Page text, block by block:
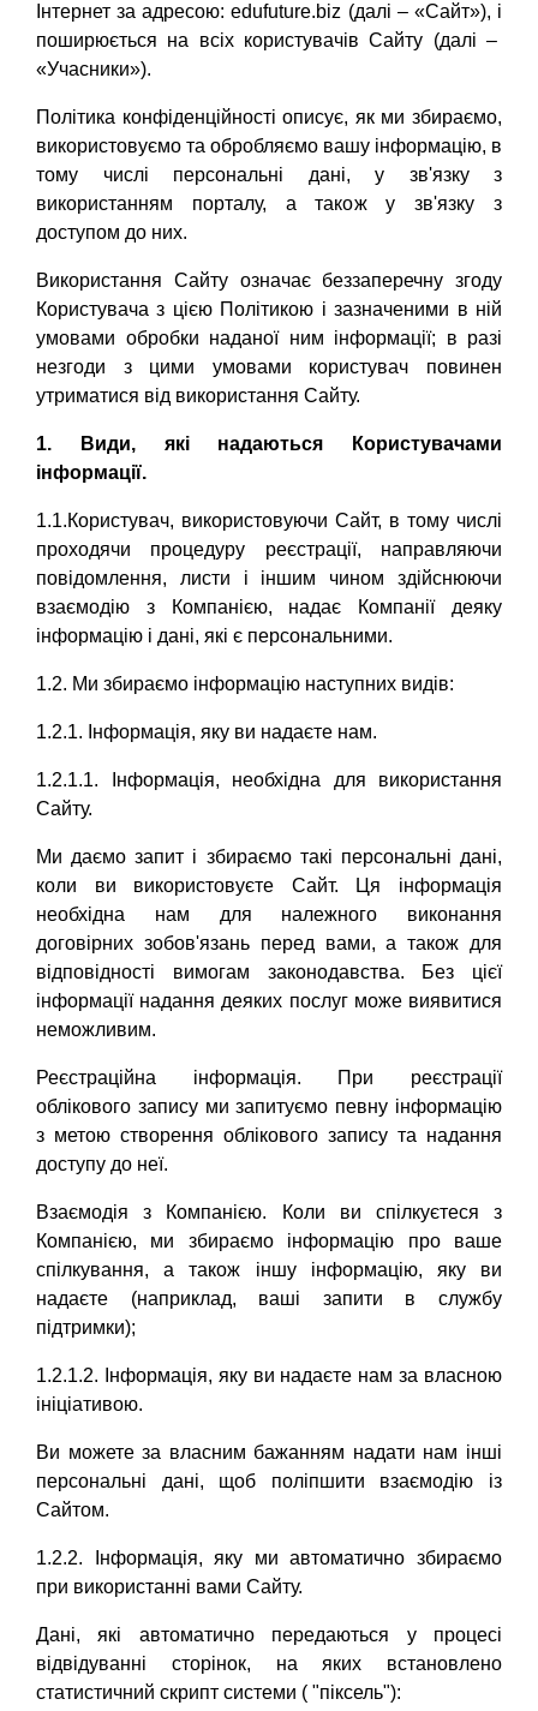
Інтернет за адресою: edufuture.biz (далі – «Сайт»), і
поширюється на всіх користувачів Сайту (далі –
«Учасники»).
Політика конфіденційності описує, як ми збираємо,
використовуємо та обробляємо вашу інформацію, в
тому числі персональні дані, у зв'язку з
використанням порталу, а також у зв'язку з
доступом до них.
Використання Сайту означає беззаперечну згоду
Користувача з цією Політикою і зазначеними в ній
умовами обробки наданої ним інформації; в разі
незгоди з цими умовами користувач повинен
утриматися від використання Сайту.
1. Види, які надаються Користувачами
інформації.
1.1.Користувач, використовуючи Сайт, в тому числі
проходячи процедуру реєстрації, направляючи
повідомлення, листи і іншим чином здійснюючи
взаємодію з Компанією, надає Компанії деяку
інформацію і дані, які є персональними.
1.2. Ми збираємо інформацію наступних видів:
1.2.1. Інформація, яку ви надаєте нам.
1.2.1.1. Інформація, необхідна для використання
Сайту.
Ми даємо запит і збираємо такі персональні дані,
коли ви використовуєте Сайт. Ця інформація
необхідна нам для належного виконання
договірних зобов'язань перед вами, а також для
відповідності вимогам законодавства. Без цієї
інформації надання деяких послуг може виявитися
неможливим.
Реєстраційна інформація. При реєстрації
облікового запису ми запитуємо певну інформацію
з метою створення облікового запису та надання
доступу до неї.
Взаємодія з Компанією. Коли ви спілкуєтеся з
Компанією, ми збираємо інформацію про ваше
спілкування, а також іншу інформацію, яку ви
надаєте (наприклад, ваші запити в службу
підтримки);
1.2.1.2. Інформація, яку ви надаєте нам за власною
ініціативою.
Ви можете за власним бажанням надати нам інші
персональні дані, щоб поліпшити взаємодію із
Сайтом.
1.2.2. Інформація, яку ми автоматично збираємо
при використанні вами Сайту.
Дані, які автоматично передаються у процесі
відвідуванні сторінок, на яких встановлено
статистичний скрипт системи ( "піксель"):